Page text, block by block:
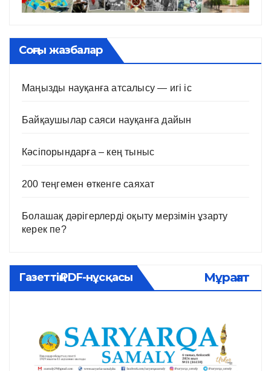
Соңғы жазбалар
Маңызды науқанға атсалысу — игі іс
Байқаушылар саяси науқанға дайын
Кәсіпорындарға – кең тыныс
200 теңгемен өткенге саяхат
Болашақ дәрігерлерді оқыту мерзімін ұзарту
керек пе?
Газеттің PDF-нұсқасы Мұрағат